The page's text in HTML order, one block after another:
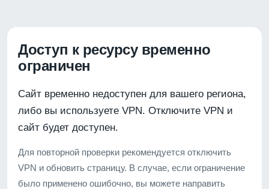
Доступ к ресурсу временно
ограничен
Сайт временно недоступен для вашего региона,
либо вы используете VPN. Отключите VPN и
сайт будет доступен.
Для повторной проверки рекомендуется отключить
VPN и обновить страницу. В случае, если ограничение
было применено ошибочно, вы можете направить